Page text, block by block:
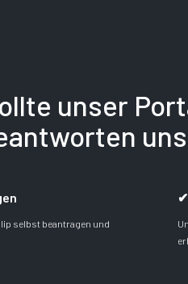
unser
selbst beantragen und